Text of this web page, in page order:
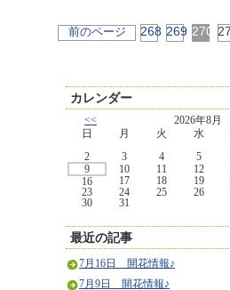
前のページ 268 269 270
カレンダー
<< 2026年8月
日
月 火 水
2
3 4 5
9
10 11 12
16
17 18 19
23
24 25 26
30
31
最近の記事
7月16日 開花情報♪
7月9日 開花情報♪